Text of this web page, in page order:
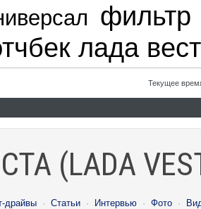
лада
Текущее
(LADA
драйвы · Статьи · Интервью · Фото ·